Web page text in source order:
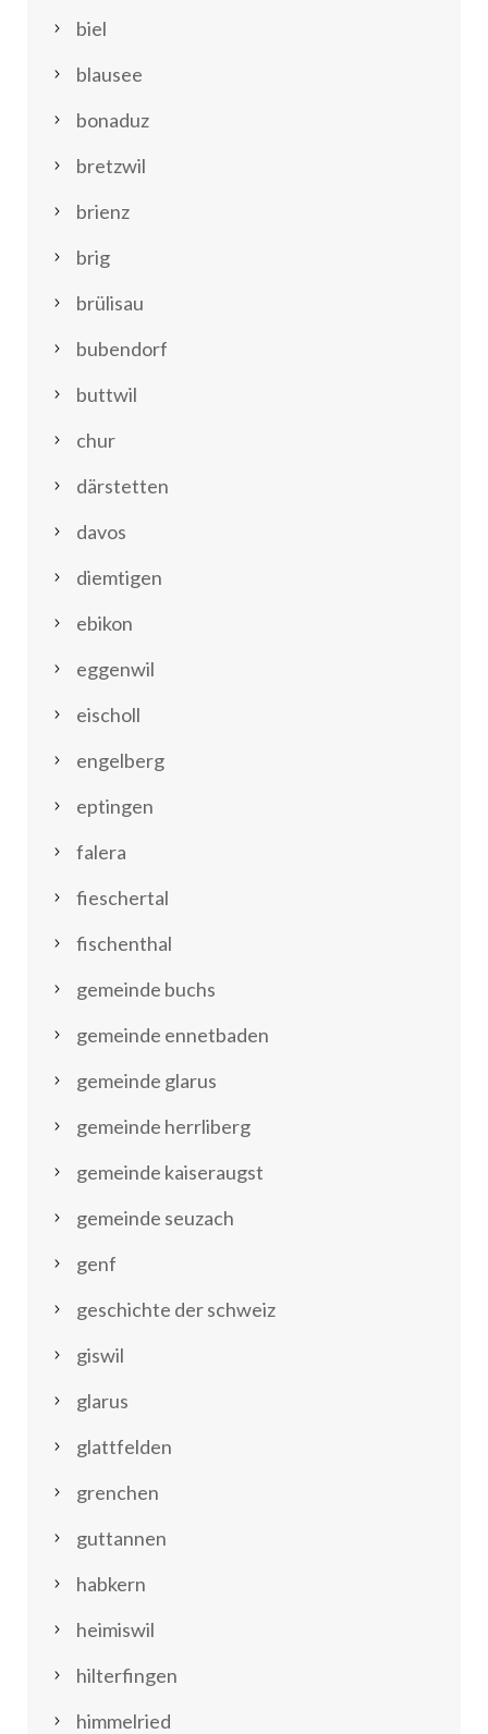
biel
blausee
bonaduz
bretzwil
brienz
brig
brülisau
bubendorf
buttwil
chur
därstetten
davos
diemtigen
ebikon
eggenwil
eischoll
engelberg
eptingen
falera
fieschertal
fischenthal
gemeinde buchs
gemeinde ennetbaden
gemeinde glarus
gemeinde herrliberg
gemeinde kaiseraugst
gemeinde seuzach
genf
geschichte der schweiz
giswil
glarus
glattfelden
grenchen
guttannen
habkern
heimiswil
hilterfingen
himmelried